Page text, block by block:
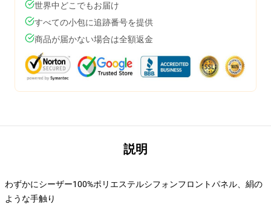
世界中どこでもお届け
すべての小包に追跡番号を提供
商品が届かない場合は全額返金
説明
わずかにシーザー100%ポリエステルシフォンフロントパネル、絹の
ような手触り